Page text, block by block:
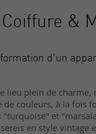
Coiffure &
d'un
lieu plein de
de couleurs, à la fois
"turquoise" et
en style vintage